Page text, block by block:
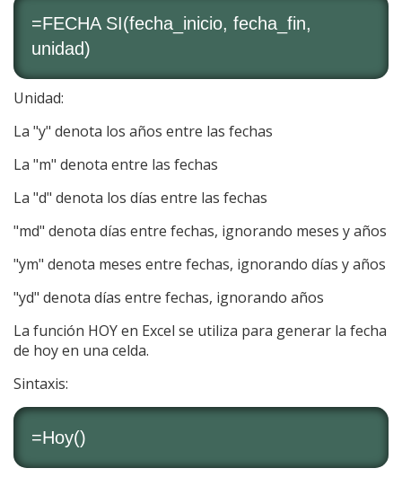
=FECHA SI(fecha_inicio, fecha_fin,
unidad)
Unidad:
La "y" denota los años entre las fechas
La "m" denota entre las fechas
La "d" denota los días entre las fechas
"md" denota días entre fechas, ignorando meses y años
"ym" denota meses entre fechas, ignorando días y años
"yd" denota días entre fechas, ignorando años
La función HOY en Excel se utiliza para generar la fecha
de hoy en una celda.
Sintaxis:
=Hoy()